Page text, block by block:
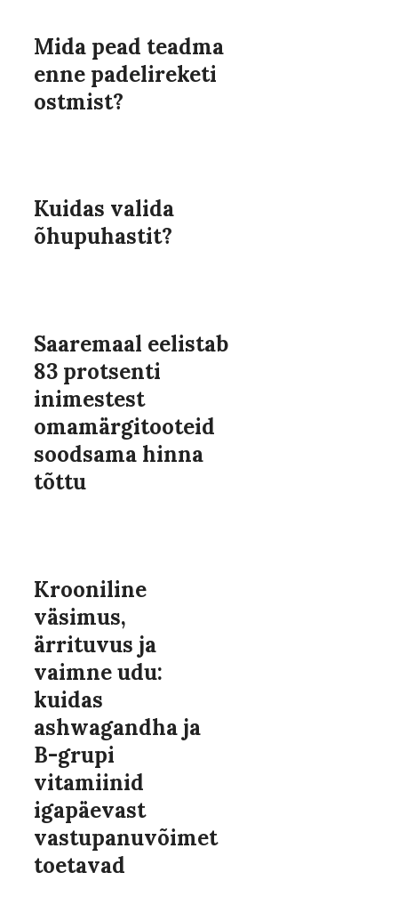
Mida pead teadma
enne padelireketi
ostmist?
Kuidas valida
õhupuhastit?
Saaremaal eelistab
83 protsenti
inimestest
omamärgitooteid
soodsama hinna
tõttu
Krooniline
väsimus,
ärrituvus ja
vaimne udu:
kuidas
ashwagandha ja
B-grupi
vitamiinid
igapäevast
vastupanuvõimet
toetavad